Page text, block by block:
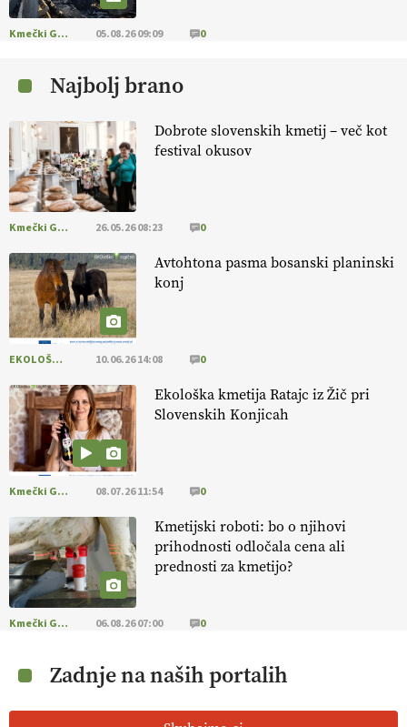
KMETIJSKA LIGA PRVAKOV: UKRAJINA vs.
EVROPA
EKOloško = logično: ekološka kmetija
EKOloško = logično: VLOG Okus je
pomembnejši od izgleda
EKOloško = logično: ekološka kmetija PR'
RAKARI
Kmečki Glas 05.08.26 09:09 0
Najbolj brano
Dobrote slovenskih kmetij – več kot
festival okusov
Kmečki Glas 26.05.26 08:23 0
Avtohtona pasma bosanski planinski
konj
EKOLOŠKO LOGIČNO 10.06.26 14:08 0
Ekološka kmetija Ratajc iz Žič pri
Slovenskih Konjicah
Kmečki Glas 08.07.26 11:54 0
Kmetijski roboti: bo o njihovi
prihodnosti odločala cena ali
prednosti za kmetijo?
Kmečki Glas 06.08.26 07:00 0
Zadnje na naših portalih